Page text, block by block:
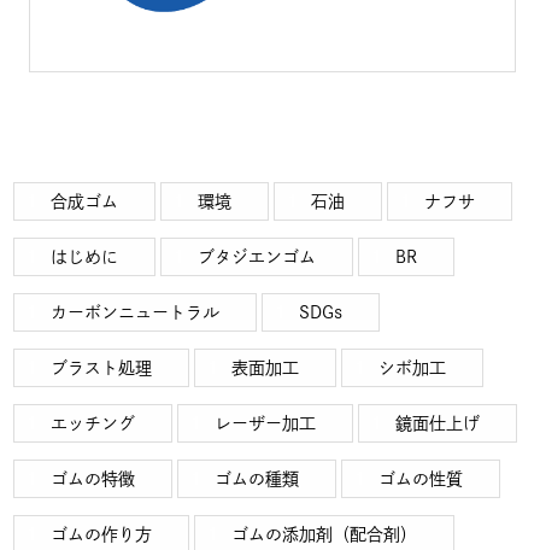
合成ゴム 環境 石油 ナフサ
はじめに ブタジエンゴム BR
カーボンニュートラル SDGs
ブラスト処理 表面加工 シボ加工
エッチング レーザー加工 鏡面仕上げ
ゴムの特徴 ゴムの種類 ゴムの性質
ゴムの作り方 ゴムの添加剤（配合剤）